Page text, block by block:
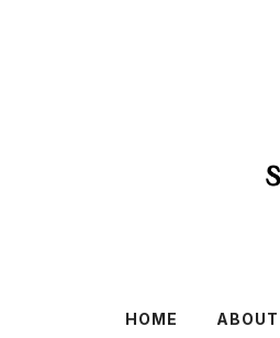
HOME ABOUT